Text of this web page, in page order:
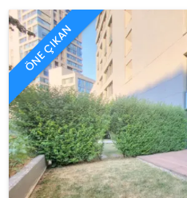
ÖNE ÇIKAN